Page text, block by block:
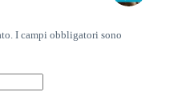
I campi obbligatori sono